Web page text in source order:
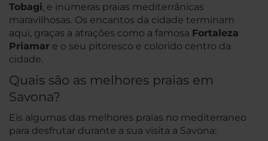
Tobagi, e inúmeras praias mediterrânicas
maravilhosas. Os encantos da cidade terminam
aqui, graças a atrações como a famosa Fortaleza
Priamar e o seu pitoresco e colorido centro da
cidade.
Quais são as melhores praias em
Savona?
Eis algumas das melhores praias no mediterraneo
para desfrutar durante a sua visita a Savona: